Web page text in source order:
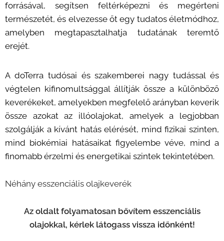
forrásával, segítsen feltérképezni és megérteni
természetét, és elvezesse őt egy tudatos életmódhoz,
amelyben megtapasztalhatja tudatának teremtő
erejét.
A doTerra tudósai és szakemberei nagy tudással és
végtelen kifinomultsággal állítják össze a különböző
keverékeket, amelyekben megfelelő arányban keverik
össze azokat az illóolajokat, amelyek a legjobban
szolgálják a kívánt hatás elérését, mind fizikai szinten,
mind biokémiai hatásaikat figyelembe véve, mind a
finomabb érzelmi és energetikai szintek tekintetében.
Néhány esszenciális olajkeverék
Az oldalt folyamatosan bővítem esszenciális
olajokkal, kérlek látogass vissza időnként!